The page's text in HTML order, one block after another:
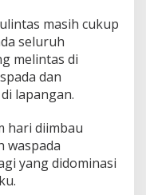
masih cukup
seluruh
melintas di
dan
lapangan.
hari diimbau
waspada
yang didominasi